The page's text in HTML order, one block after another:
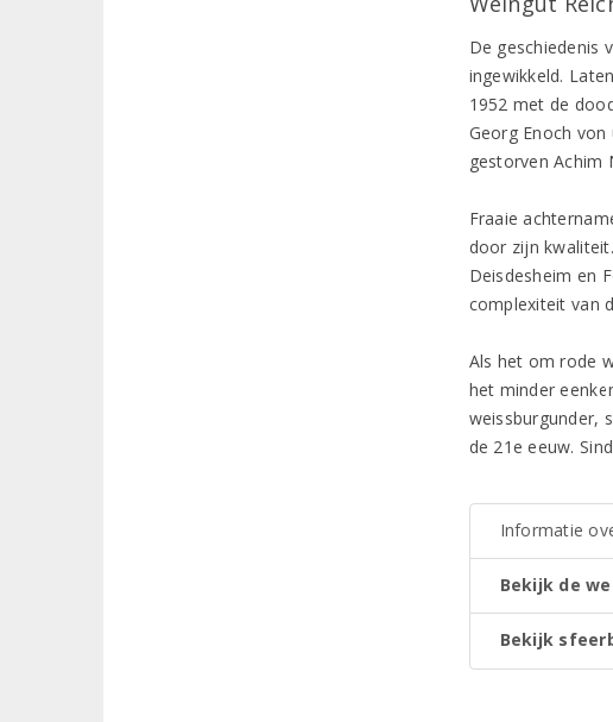
De geschiedenis
ingewikkeld.
1952 met de
Georg Enoch
gestorven Achim
Fraaie
door zijn
Deisdesheim en
complexiteit van
Als het om rode
het minder
weissburgunder,
de 21e eeuw.
Informatie
Bekijk de
Bekijk